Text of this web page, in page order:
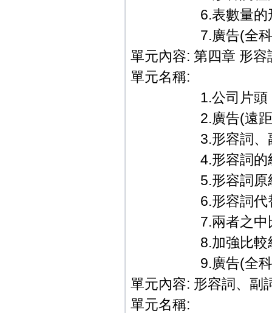
6.表數量的形容
7.廣告(全科教
單元內容: 第四章 形容
單元名稱:
1.公司片頭．
2.廣告(遠距教
3.形容詞、副詞
4.形容詞的級
5.形容詞原級
6.形容詞代替
7.兩者之中比
8.加強比較級
9.廣告(全科教
單元內容: 形容詞、副
單元名稱: